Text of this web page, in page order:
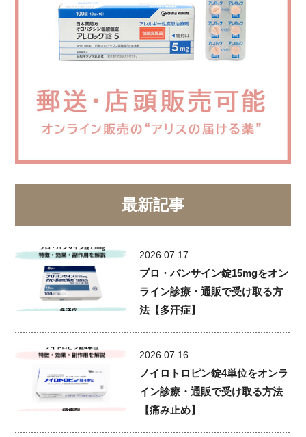
最新記事
2026.07.17
プロ・バンサイン錠15mgをオン
ライン診療・通販で受け取る方
法【多汗症】
2026.07.16
ノイロトロピン錠4単位をオンラ
イン診療・通販で受け取る方法
【痛み止め】